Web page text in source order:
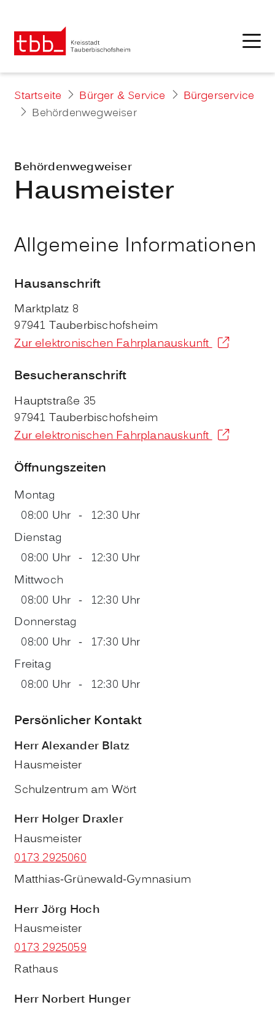
Startseite Bürger & Service
Bürgerservice
Behördenwegweiser
Behördenwegweiser
Hausmeister
Allgemeine Informationen
Hausanschrift
Marktplatz 8
97941 Tauberbischofsheim
Zur elektronischen Fahrplanauskunft
Besucheranschrift
Hauptstraße 35
97941 Tauberbischofsheim
Zur elektronischen Fahrplanauskunft
Öffnungszeiten
Montag
08:00 Uhr - 12:30 Uhr
Dienstag
08:00 Uhr - 12:30 Uhr
Mittwoch
08:00 Uhr - 12:30 Uhr
Donnerstag
08:00 Uhr - 17:30 Uhr
Freitag
08:00 Uhr - 12:30 Uhr
Persönlicher Kontakt
HerrAlexander Blatz
Hausmeister
Schulzentrum am Wört
Herr Holger Draxler
Hausmeister
0173 2925060
Matthias-Grünewald-Gymnasium
HerrJörg Hoch
Hausmeister
0173 2925059
Rathaus
Herr Norbert Hunger